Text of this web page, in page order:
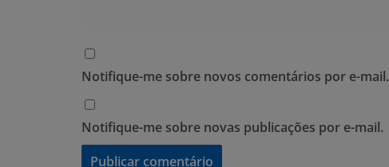
Notifique-me sobre novos comentários por e-mail.
Notifique-me sobre novas publicações por e-mail.